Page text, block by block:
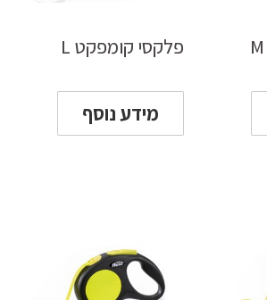
פלקסי קומפקט L
מידע נוסף